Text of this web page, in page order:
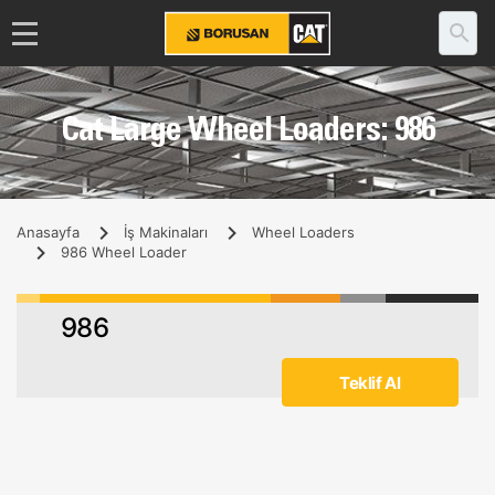
Cat Large Wheel Loaders: 986
Anasayfa İş Makinaları
Wheel Loaders
986 Wheel Loader
986
Teklif Al